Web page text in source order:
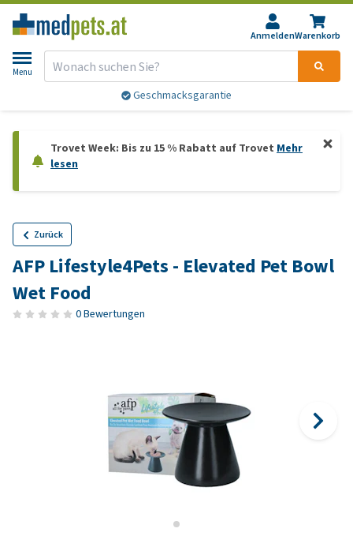
AnmeldenWarenkorb
Menu
Geschmacksgarantie
Trovet Week: Bis zu 15 % Rabatt auf Trovet Mehr
lesen
Zurück
AFP Lifestyle4Pets - Elevated Pet Bowl
Wet Food
0 Bewertungen